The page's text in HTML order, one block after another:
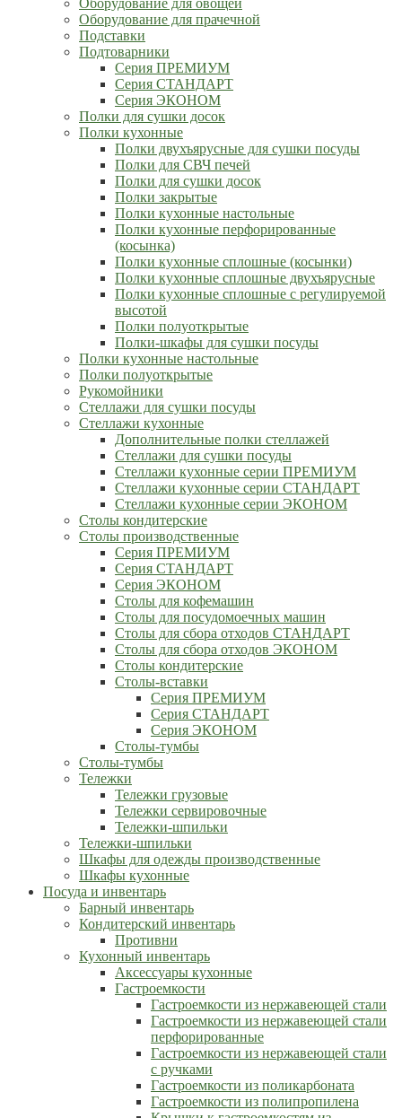
Оборудование для овощей
Оборудование для прачечной
Подставки
Подтоварники
Серия ПРЕМИУМ
Серия СТАНДАРТ
Серия ЭКОНОМ
Полки для сушки досок
Полки кухонные
Полки двухъярусные для сушки посуды
Полки для СВЧ печей
Полки для сушки досок
Полки закрытые
Полки кухонные настольные
Полки кухонные перфорированные
(косынка)
Полки кухонные сплошные (косынки)
Полки кухонные сплошные двухъярусные
Полки кухонные сплошные с регулируемой
высотой
Полки полуоткрытые
Полки-шкафы для сушки посуды
Полки кухонные настольные
Полки полуоткрытые
Рукомойники
Стеллажи для сушки посуды
Стеллажи кухонные
Дополнительные полки стеллажей
Стеллажи для сушки посуды
Стеллажи кухонные серии ПРЕМИУМ
Стеллажи кухонные серии СТАНДАРТ
Стеллажи кухонные серии ЭКОНОМ
Столы кондитерские
Столы производственные
Серия ПРЕМИУМ
Серия СТАНДАРТ
Серия ЭКОНОМ
Столы для кофемашин
Столы для посудомоечных машин
Столы для сбора отходов СТАНДАРТ
Столы для сбора отходов ЭКОНОМ
Столы кондитерские
Столы-вставки
Серия ПРЕМИУМ
Серия СТАНДАРТ
Серия ЭКОНОМ
Столы-тумбы
Столы-тумбы
Тележки
Тележки грузовые
Тележки сервировочные
Тележки-шпильки
Тележки-шпильки
Шкафы для одежды производственные
Шкафы кухонные
Посуда и инвентарь
Барный инвентарь
Кондитерский инвентарь
Противни
Кухонный инвентарь
Аксессуары кухонные
Гастроемкости
Гастроемкости из нержавеющей стали
Гастроемкости из нержавеющей стали
перфорированные
Гастроемкости из нержавеющей стали
с ручками
Гастроемкости из поликарбоната
Гастроемкости из полипропилена